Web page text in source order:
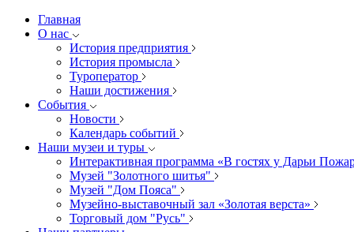
Главная
О нас
История предприятия
История промысла
Туроператор
Наши достижения
События
Новости
Календарь событий
Наши музеи и туры
Интерактивная программа «В гостях у Дарьи
Музей "Золотного шитья"
Музей "Дом Пояса"
Музейно-выставочный зал «Золотая верста»
Торговый дом "Русь"